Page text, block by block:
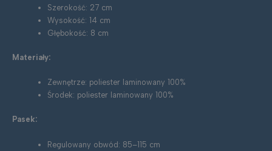
Szerokość: 27 cm
Wysokość: 14 cm
Głębokość: 8 cm
Materiały:
Zewnętrze: poliester laminowany 100%
Środek: poliester laminowany 100%
Pasek:
Regulowany obwód: 85–115 cm